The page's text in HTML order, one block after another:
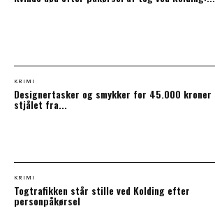
KRIMI
Designertasker og smykker for 45.000 kroner
stjålet fra...
KRIMI
Togtrafikken står stille ved Kolding efter
personpåkørsel